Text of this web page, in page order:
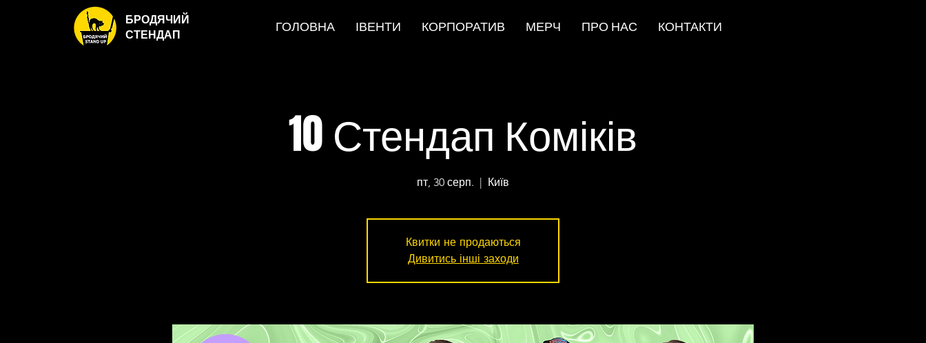
БРОДЯЧИЙ
СТЕНДАП
ГОЛОВНА ІВЕНТИ КОРПОРАТИВ МЕРЧ ПРО НАС КОНТАКТИ
10 Стендап Коміків
пт, 30 серп.
  |
Київ
Квитки не продаються
Дивитись інші заходи